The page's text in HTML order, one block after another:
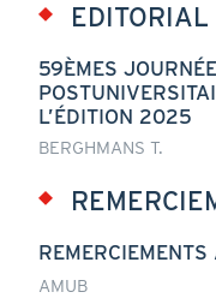
EDITORIAL
59ÈMES
L’ÉDITION 2025
BERGHMANS T.
AMUB